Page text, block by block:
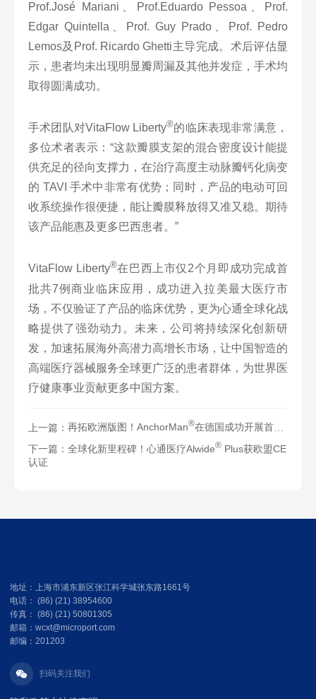
Prof.José Mariani、Prof.Eduardo Pessoa、Prof.
Edgar Quintella、Prof. Guy Prado、Prof. Pedro
Lemos及Prof. Ricardo Ghetti主导完成。术后评估显
示，患者均未出现明显瓣周漏及其他并发症，手术均
取得圆满成功。
手术团队对VitaFlow Liberty®的临床表现非常满意，
多位术者表示：“这款瓣膜支架的混合密度设计能提
供充足的径向支撑力，在治疗高度主动脉瓣钙化病变
的 TAVI 手术中非常有优势；同时，产品的电动可回
收系统操作很便捷，能让瓣膜释放得又准又稳。期待
该产品能惠及更多巴西患者。”
VitaFlow Liberty®在巴西上市仅2个月即成功完成首
批共7例商业临床应用，成功进入拉美最大医疗市
场，不仅验证了产品的临床优势，更为心通全球化战
略提供了强劲动力。未来，公司将持续深化创新研
发，加速拓展海外高潜力高增长市场，让中国智造的
高端医疗器械服务全球更广泛的患者群体，为世界医
疗健康事业贡献更多中国方案。
上一篇： 再拓欧洲版图！AnchorMan®在德国成功开展首批临床应用
下一篇： 全球化新里程碑！心通医疗Alwide® Plus获欧盟CE
认证
地址：上海市浦东新区张江科学城张东路1661号
电话： (86) (21) 38954600
传真： (86) (21) 50801305
邮箱：wcxt@microport.com
邮编：201203
扫码关注我们